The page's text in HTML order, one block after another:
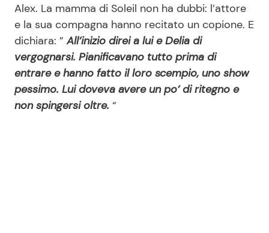
Festività Ricette per Bambini
Seguici
Alex. La mamma di Soleil non ha dubbi: l’attore
e la sua compagna hanno recitato un copione. E
dichiara: ”All’inizio direi a lui e Delia di
vergognarsi. Pianificavano tutto prima di
entrare e hanno fatto il loro scempio, uno show
pessimo. Lui doveva avere un po’ di ritegno e
non spingersi oltre. “